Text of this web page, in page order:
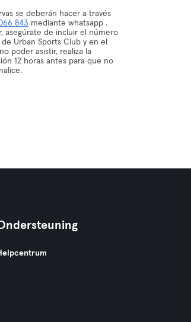
se deberán hacer a través
843 mediante whatsapp .
asegúrate de incluir el número
Urban Sports Club y en el
poder asistir, realiza la
12 horas antes para que no